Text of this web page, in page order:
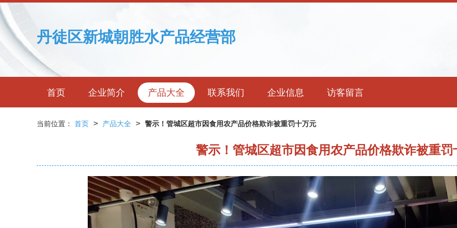
丹徒区新城朝胜水产品经营部
首页 企业简介 产品大全 联系我们 企业信息 访客留言
当前位置： 首页 > 产品大全 > 警示！管城区超市因食用农产品价格欺诈被重罚十万元
警示！管城区超市因食用农产品价格欺诈被重罚